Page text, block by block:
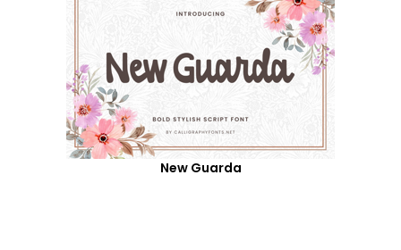
New Guarda